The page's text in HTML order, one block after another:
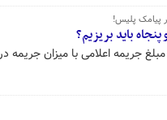
پیامک پلیس!
باید بریزیم؟
جریمه اعلامی با میزان